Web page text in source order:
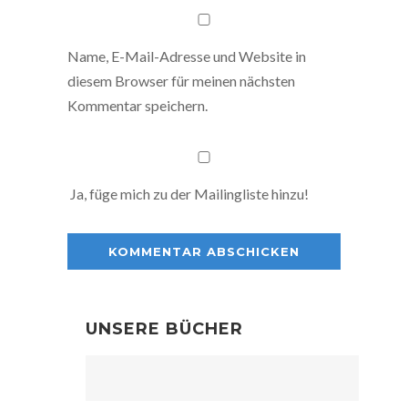
Name, E-Mail-Adresse und Website in
diesem Browser für meinen nächsten
Kommentar speichern.
Ja, füge mich zu der Mailingliste hinzu!
UNSERE BÜCHER